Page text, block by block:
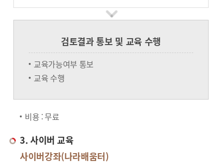
검토결과 통보 및 교육 수행
교육가능여부 통보
교육 수행
비용 : 무료
3. 사이버 교육
사이버강좌(나라배움터)